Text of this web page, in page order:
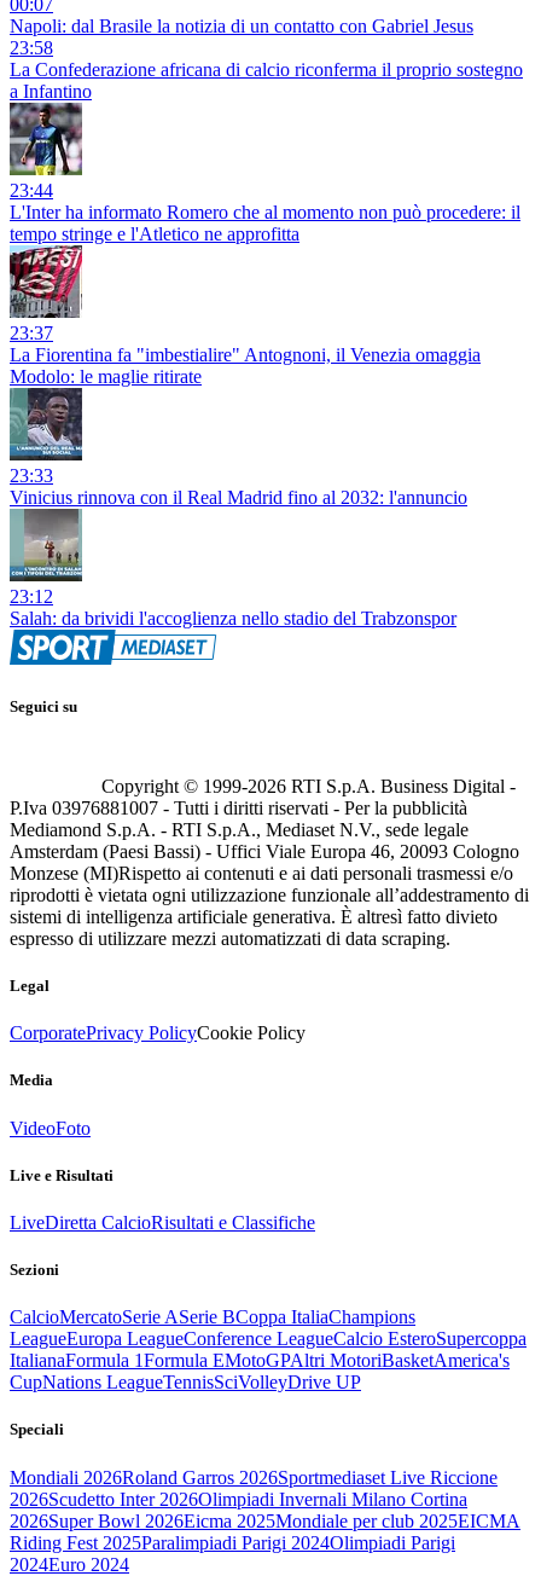
00:07
Napoli: dal Brasile la notizia di un contatto con Gabriel Jesus
23:58
La Confederazione africana di calcio riconferma il proprio sostegno
a Infantino
23:44
L'Inter ha informato Romero che al momento non può procedere: il
tempo stringe e l'Atletico ne approfitta
23:37
La Fiorentina fa "imbestialire" Antognoni, il Venezia omaggia
Modolo: le maglie ritirate
23:33
Vinicius rinnova con il Real Madrid fino al 2032: l'annuncio
23:12
Salah: da brividi l'accoglienza nello stadio del Trabzonspor
Seguici su
Copyright © 1999-2026 RTI S.p.A. Business Digital -
P.Iva 03976881007 - Tutti i diritti riservati - Per la pubblicità
Mediamond S.p.A. - RTI S.p.A., Mediaset N.V., sede legale
Amsterdam (Paesi Bassi) - Uffici Viale Europa 46, 20093 Cologno
Monzese (MI)Rispetto ai contenuti e ai dati personali trasmessi e/o
riprodotti è vietata ogni utilizzazione funzionale all’addestramento di
sistemi di intelligenza artificiale generativa. È altresì fatto divieto
espresso di utilizzare mezzi automatizzati di data scraping.
Legal
CorporatePrivacy PolicyCookie Policy
Media
VideoFoto
Live e Risultati
LiveDiretta CalcioRisultati e Classifiche
Sezioni
CalcioMercatoSerie ASerie BCoppa ItaliaChampions
LeagueEuropa LeagueConference LeagueCalcio EsteroSupercoppa
ItalianaFormula 1Formula EMotoGPAltri MotoriBasketAmerica's
CupNations LeagueTennisSciVolleyDrive UP
Speciali
Mondiali 2026Roland Garros 2026Sportmediaset Live Riccione
2026Scudetto Inter 2026Olimpiadi Invernali Milano Cortina
2026Super Bowl 2026Eicma 2025Mondiale per club 2025EICMA
Riding Fest 2025Paralimpiadi Parigi 2024Olimpiadi Parigi
2024Euro 2024